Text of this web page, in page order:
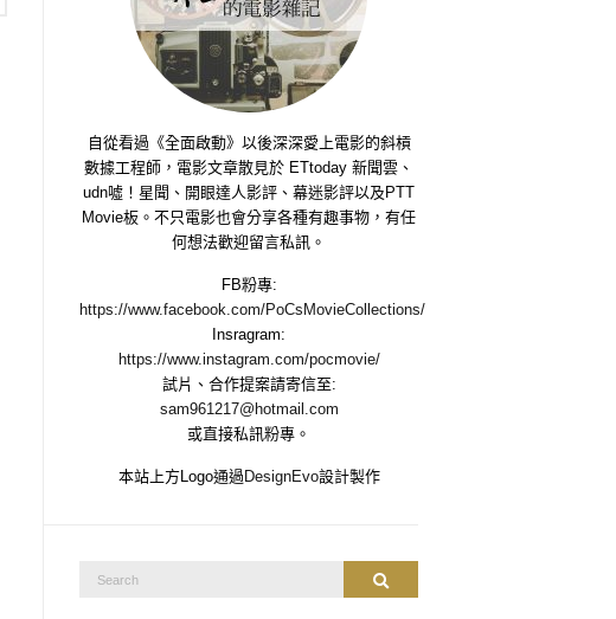
自從看過《全面啟動》以後深深愛上電影的斜槓
數據工程師，電影文章散見於 ETtoday 新聞雲、
udn噓！星聞、開眼達人影評、幕迷影評以及PTT
Movie板。不只電影也會分享各種有趣事物，有任
何想法歡迎留言私訊。
FB粉專:
https://www.facebook.com/PoCsMovieCollections/
Insragram:
https://www.instagram.com/pocmovie/
試片、合作提案請寄信至:
sam961217@hotmail.com
或直接私訊粉專。
本站上方Logo通過 DesignEvo設計製作
Search
Search